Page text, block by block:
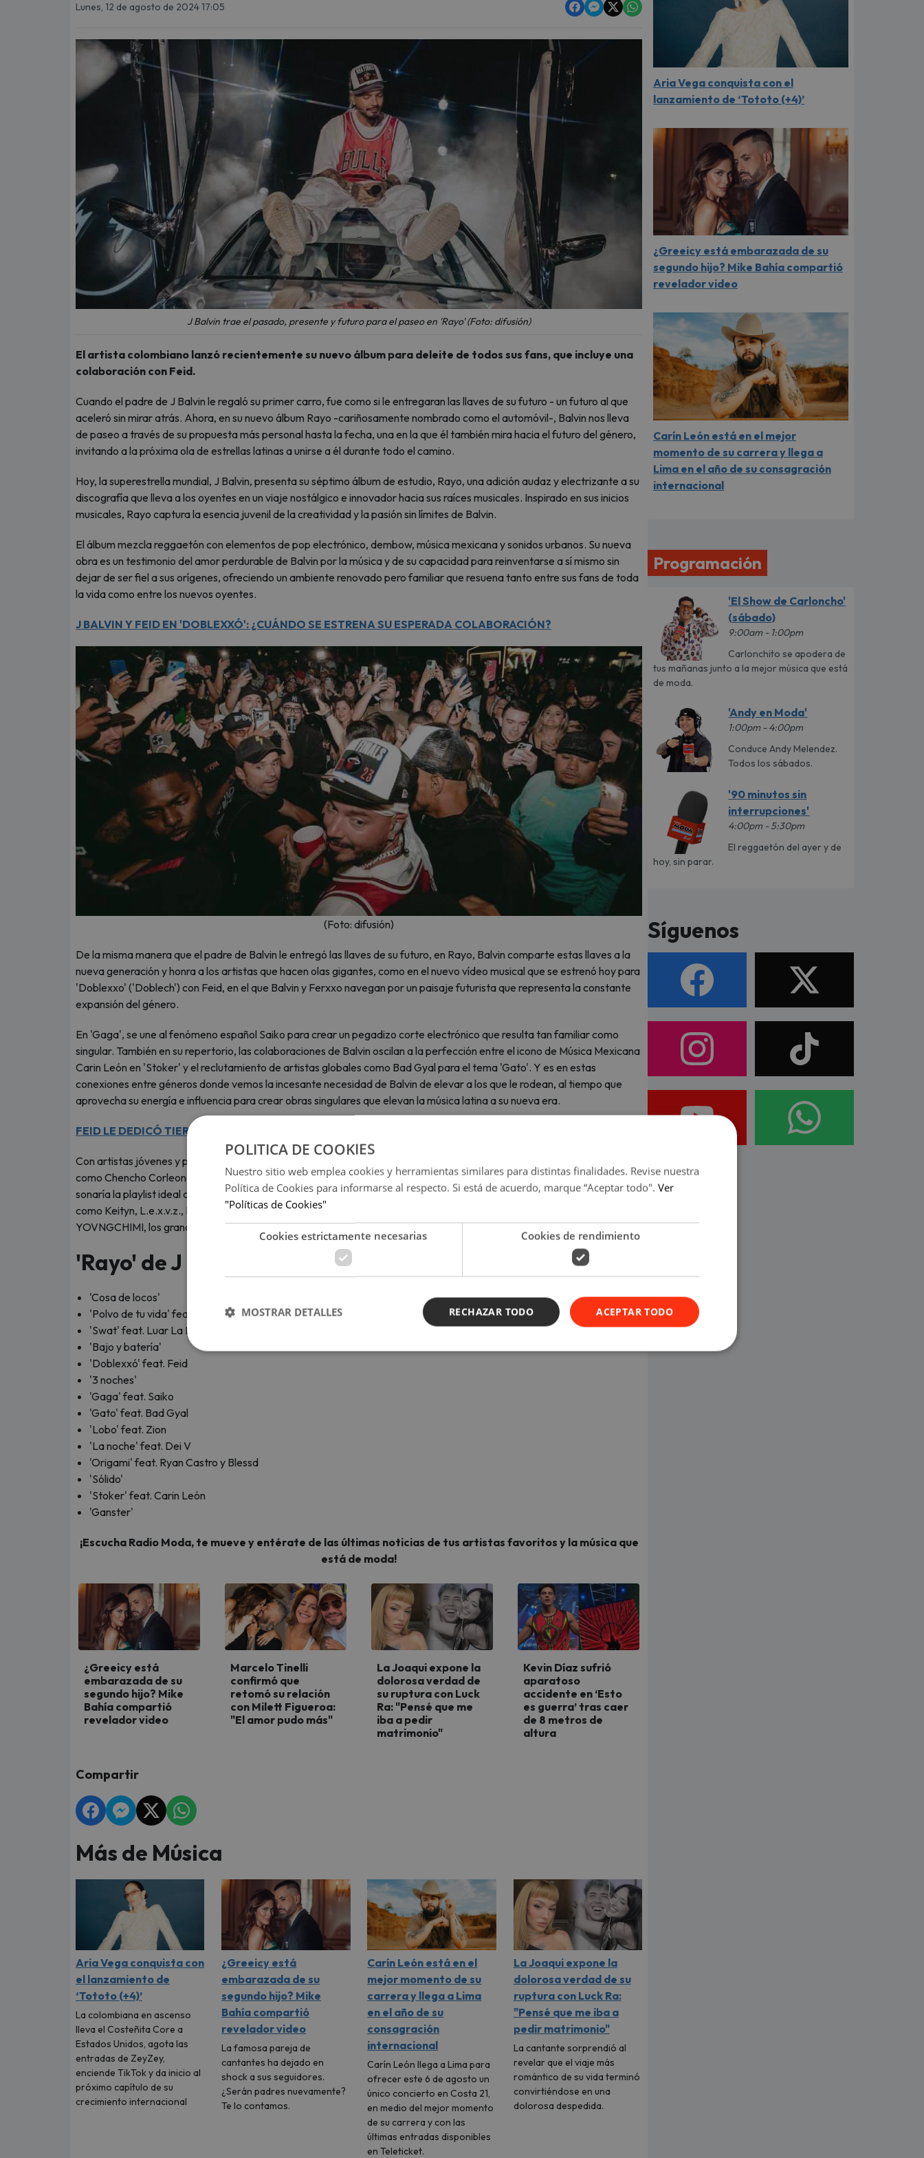
Lunes, 12 de agosto de 2024 17:05
J Balvin trae el pasado, presente y futuro para el paseo en 'Rayo' (Foto: difusión)
El artista colombiano lanzó recientemente su nuevo álbum para deleite de todos sus fans, que incluye una
colaboración con Feid.
Cuando el padre de J Balvin le regaló su primer carro, fue como si le entregaran las llaves de su futuro - un futuro al que
aceleró sin mirar atrás. Ahora, en su nuevo álbum Rayo -cariñosamente nombrado como el automóvil-, Balvin nos lleva
de paseo a través de su propuesta más personal hasta la fecha, una en la que él también mira hacia el futuro del género,
invitando a la próxima ola de estrellas latinas a unirse a él durante todo el camino.
Hoy, la superestrella mundial, J Balvin, presenta su séptimo álbum de estudio, Rayo, una adición audaz y electrizante a su
discografía que lleva a los oyentes en un viaje nostálgico e innovador hacia sus raíces musicales. Inspirado en sus inicios
musicales, Rayo captura la esencia juvenil de la creatividad y la pasión sin límites de Balvin.
El álbum mezcla reggaetón con elementos de pop electrónico, dembow, música mexicana y sonidos urbanos. Su nueva
obra es un testimonio del amor perdurable de Balvin por la música y de su capacidad para reinventarse a sí mismo sin
dejar de ser fiel a sus orígenes, ofreciendo un ambiente renovado pero familiar que resuena tanto entre sus fans de toda
la vida como entre los nuevos oyentes.
J BALVIN Y FEID EN 'DOBLEXXÓ': ¿CUÁNDO SE ESTRENA SU ESPERADA COLABORACIÓN?
(Foto: difusión)
De la misma manera que el padre de Balvin le entregó las llaves de su futuro, en Rayo, Balvin comparte estas llaves a la
nueva generación y honra a los artistas que hacen olas gigantes, como en el nuevo vídeo musical que se estrenó hoy para
'Doblexxo' ('Doblech') con Feid, en el que Balvin y Ferxxo navegan por un paisaje futurista que representa la constante
expansión del género.
En 'Gaga', se une al fenómeno español Saiko para crear un pegadizo corte electrónico que resulta tan familiar como
singular. También en su repertorio, las colaboraciones de Balvin oscilan a la perfección entre el icono de Música Mexicana
Carin León en 'Stoker' y el reclutamiento de artistas globales como Bad Gyal para el tema 'Gato'. Y es en estas
conexiones entre géneros donde vemos la incesante necesidad de Balvin de elevar a los que le rodean, al tiempo que
aprovecha su energía e influencia para crear obras singulares que elevan la música latina a su nueva era.
FEID LE DEDICÓ TIERNO MENSAJE A KAROL G TRAS INVITARLA A SU CONCIERTO EN MADRID
Con artistas jóvenes y prometedores como Dei V, Quevedo y Omar Courtz mezclados en las canciones con leyendas
como Chencho Corleone y Zion, Rayo es la encarnación de la comunidad, y escucharlo es como echar un vistazo a cómo
sonaría la playlist ideal de Balvin. Desde la colaboración con algunos de los mayores creadores de éxitos del reggaeton,
como Keityn, L.e.x.v.z., DJ Luian y O’neill hasta la participación de artistas de la talla de Blessd, Luar La L, Ryan Castro y
YOVNGCHIMI, los grandes nombres de la música coinciden sin esfuerzo con las superestrellas del futuro en Rayo.
'Rayo' de J Balvin: el tracklist
'Cosa de locos'
'Polvo de tu vida' feat. Chencho Corleone
'Swat' feat. Luar La L
'Bajo y batería'
'Doblexxó' feat. Feid
'3 noches'
'Gaga' feat. Saiko
'Gato' feat. Bad Gyal
'Lobo' feat. Zion
'La noche' feat. Dei V
'Origami' feat. Ryan Castro y Blessd
'Sólido'
'Stoker' feat. Carin León
'Ganster'
¡Escucha Radio Moda, te mueve y entérate de las últimas noticias de tus artistas favoritos y la música que
está de moda!
¿Greeicy está
embarazada de su
segundo hijo? Mike
Bahía compartió
revelador video
Marcelo Tinelli
confirmó que
retomó su relación
con Milett Figueroa:
"El amor pudo más"
La Joaqui expone la
dolorosa verdad de
su ruptura con Luck
Ra: "Pensé que me
iba a pedir
matrimonio"
Kevin Díaz sufrió
aparatoso
accidente en ‘Esto
es guerra’ tras caer
de 8 metros de
altura
Compartir
Más de Música
Aria Vega conquista con
el lanzamiento de
‘Tototo (+4)’
La colombiana en ascenso
lleva el Costeñita Core a
Estados Unidos, agota las
entradas de ZeyZey,
enciende TikTok y da inicio al
próximo capítulo de su
crecimiento internacional
¿Greeicy está
embarazada de su
segundo hijo? Mike
Bahía compartió
revelador video
La famosa pareja de
cantantes ha dejado en
shock a sus seguidores.
¿Serán padres nuevamente?
Te lo contamos.
Carín León está en el
mejor momento de su
carrera y llega a Lima
en el año de su
consagración
internacional
Carín León llega a Lima para
ofrecer este 6 de agosto un
único concierto en Costa 21,
en medio del mejor momento
de su carrera y con las
últimas entradas disponibles
en Teleticket.
La Joaqui expone la
dolorosa verdad de su
ruptura con Luck Ra:
"Pensé que me iba a
pedir matrimonio"
La cantante sorprendió al
revelar que el viaje más
romántico de su vida terminó
convirtiéndose en una
dolorosa despedida.
Aria Vega conquista con el
lanzamiento de ‘Tototo (+4)’
¿Greeicy está embarazada de su
segundo hijo? Mike Bahía compartió
revelador video
Carín León está en el mejor
momento de su carrera y llega a
Lima en el año de su consagración
internacional
Programación
'El Show de Carloncho'
(sábado)
9:00am - 1:00pm
Carlonchito se apodera de
tus mañanas junto a la mejor música que está
de moda.
'Andy en Moda'
1:00pm - 4:00pm
Conduce Andy Melendez.
Todos los sábados.
'90 minutos sin
interrupciones'
4:00pm - 5:30pm
El reggaetón del ayer y de
hoy, sin parar.
Síguenos
POLITICA DE COOKIES
Nuestro sitio web emplea cookies y herramientas similares para distintas finalidades. Revise nuestra
Política de Cookies para informarse al respecto. Si está de acuerdo, marque “Aceptar todo". Ver
"Políticas de Cookies"
Cookies estrictamente necesarias Cookies de rendimiento
ACEPTAR TODO
RECHAZAR TODO
MOSTRAR DETALLES